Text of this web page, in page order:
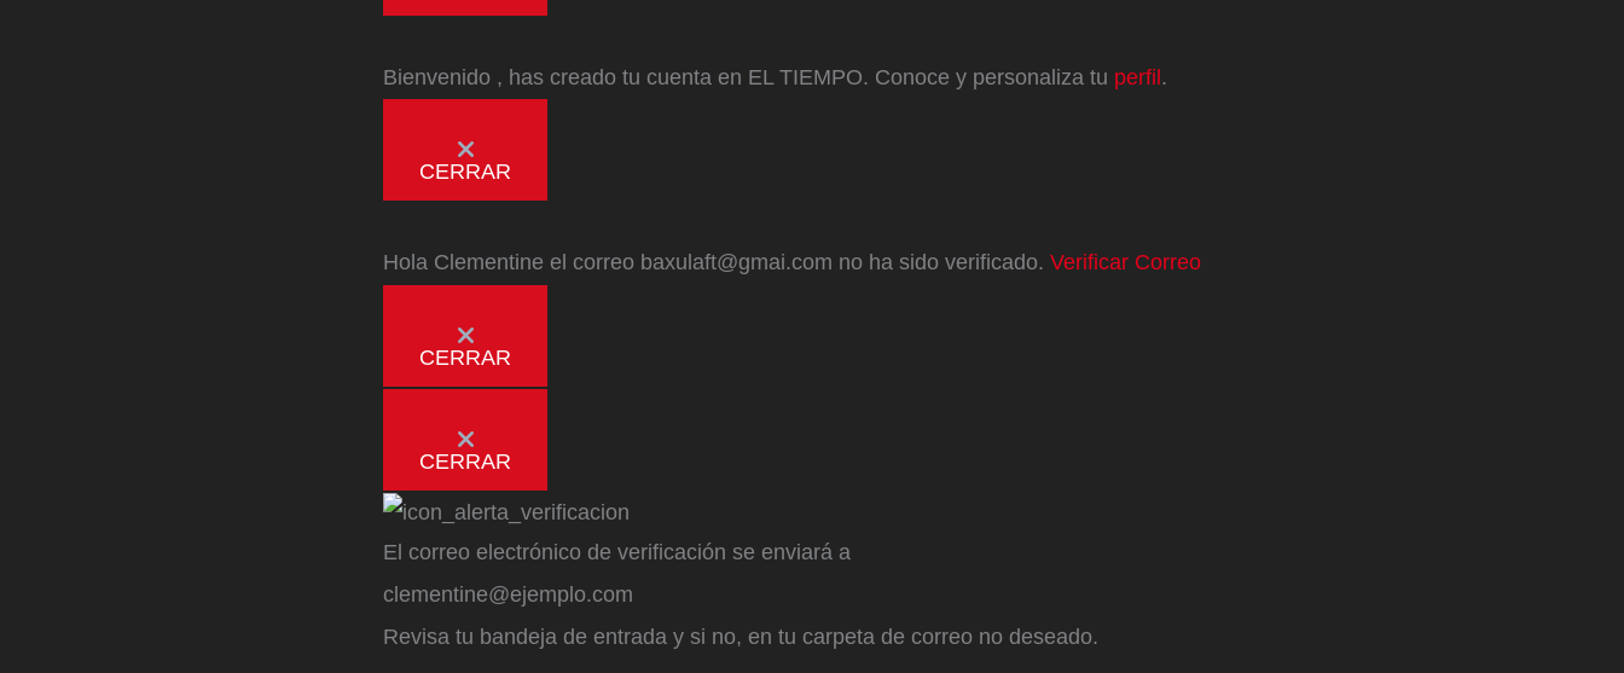
Bienvenido , has creado tu cuenta en EL TIEMPO. Conoce y personaliza tu perfil.
CERRAR
Hola Clementine el correo baxulaft@gmai.com no ha sido verificado. Verificar Correo
CERRAR
CERRAR
El correo electrónico de verificación se enviará a
clementine@ejemplo.com
Revisa tu bandeja de entrada y si no, en tu carpeta de correo no deseado.